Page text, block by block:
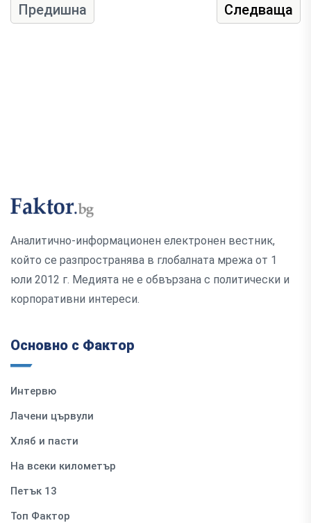
Предишна Следваща
Аналитично-информационен електронен вестник,
който се разпространява в глобалната мрежа от 1
юли 2012 г. Медията не е обвързана с политически и
корпоративни интереси.
Основно с Фактор
Интервю
Лачени цървули
Хляб и пасти
На всеки километър
Петък 13
Топ Фактор